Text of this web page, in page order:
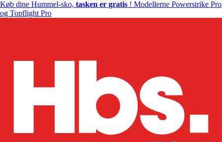
Køb dine Hummel-sko, tasken er gratis ! Modellerne Powerstrike Pro
og Topflight Pro